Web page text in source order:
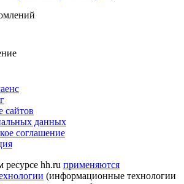
сайтов
данных
соглашение
hh.ru применяются
(информационные технологии